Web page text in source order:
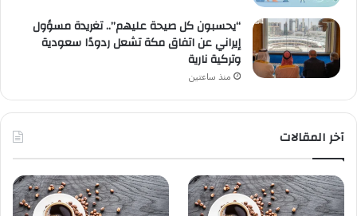
“يحسبون كل صيحة عليهم”.. تغريدة مسؤول
إيراني عن اتفاق مكة تشعل ردودًا سعودية
وتركية نارية
منذ ساعتين
آخر المقالات